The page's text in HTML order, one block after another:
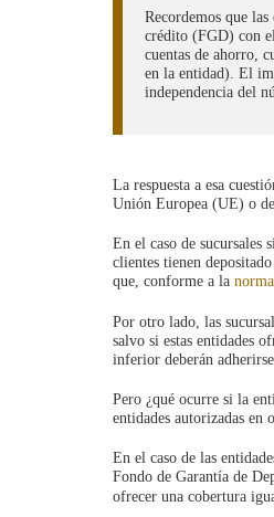
Recordemos que
crédito (FGD) con
cuentas de ahorro,
en la entidad). El
independencia del
La respuesta a esa
Unión Europea (UE) o
En el caso de sucursales
clientes tienen
que, conforme a la
Por otro lado, las
salvo si estas entidades
inferior deberán
Pero ¿qué ocurre si la
entidades autorizadas en
En el caso de las
Fondo de Garantía de
ofrecer una cobertura